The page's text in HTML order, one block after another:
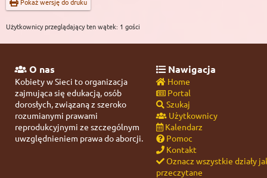
Użytkownicy przeglądający ten wątek: 1 gości
O nas
Kobiety w Sieci to organizacja
zajmująca się edukacją, osób
dorosłych, związaną z szeroko
rozumianymi prawami
reprodukcyjnymi ze szczególnym
uwzględnieniem prawa do aborcji.
Nawigacja
Home
Portal
Szukaj
Użytkownicy
Kalendarz
Pomoc
Kontakt
Oznacz wszystkie działy
przeczytane